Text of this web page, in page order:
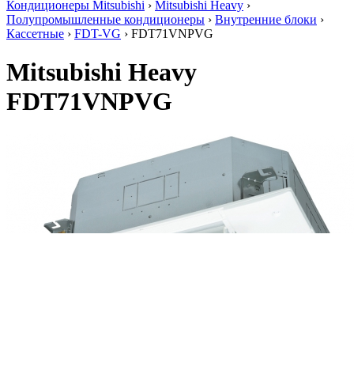
Кондиционеры Mitsubishi › Mitsubishi Heavy ›
Полупромышленные кондиционеры › Внутренние блоки ›
Кассетные › FDT-VG › FDT71VNPVG
Mitsubishi Heavy
FDT71VNPVG